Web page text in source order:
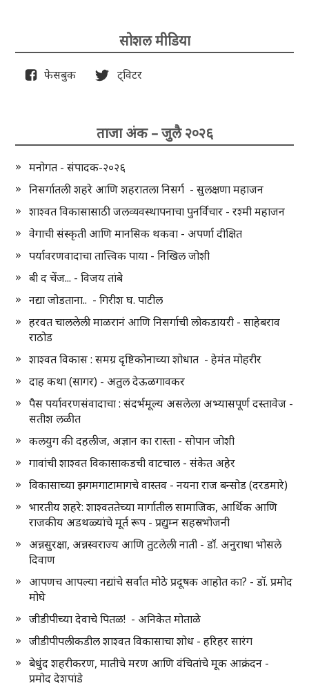
सोशल मीडिया
फेसबुक ट्विटर
ताजा अंक – जुलै २०२६
मनोगत - संपादक-२०२६
निसर्गातली शहरे आणि शहरातला निसर्ग - सुलक्षणा महाजन
शाश्वत विकासासाठी जलव्यवस्थापनाचा पुनर्विचार - रश्मी महाजन
वेगाची संस्कृती आणि मानसिक थकवा - अपर्णा दीक्षित
पर्यावरणवादाचा तात्त्विक पाया - निखिल जोशी
बी द चेंज... - विजय तांबे
नद्या जोडताना.. - गिरीश घ. पाटील
हरवत चाललेली माळरानं आणि निसर्गाची लोकडायरी - साहेबराव
राठोड
शाश्वत विकास : समग्र दृष्टिकोनाच्या शोधात - हेमंत मोहरीर
दाह कथा (सागर) - अतुल देऊळगावकर
पैस पर्यावरणसंवादाचा : संदर्भमूल्य असलेला अभ्यासपूर्ण दस्तावेज -
सतीश लळीत
कलयुग की दहलीज, अज्ञान का रास्ता - सोपान जोशी
गावांची शाश्वत विकासाकडची वाटचाल - संकेत अहेर
विकासाच्या झगमगाटामागचे वास्तव - नयना राज बन्सोड (दरडमारे)
भारतीय शहरे: शाश्वततेच्या मार्गातील सामाजिक, आर्थिक आणि
राजकीय अडथळ्यांचे मूर्त रूप - प्रद्युम्न सहस्रभोजनी
अन्नसुरक्षा, अन्नस्वराज्य आणि तुटलेली नाती - डॉ. अनुराधा भोसले
दिवाण
आपणच आपल्या नद्यांचे सर्वात मोठे प्रदूषक आहोत का? - डॉ. प्रमोद
मोघे
जीडीपीच्या देवाचे पितळ! - अनिकेत मोताळे
जीडीपीपलीकडील शाश्वत विकासाचा शोध - हरिहर सारंग
बेधुंद शहरीकरण, मातीचे मरण आणि वंचितांचे मूक आक्रंदन -
प्रमोद देशपांडे